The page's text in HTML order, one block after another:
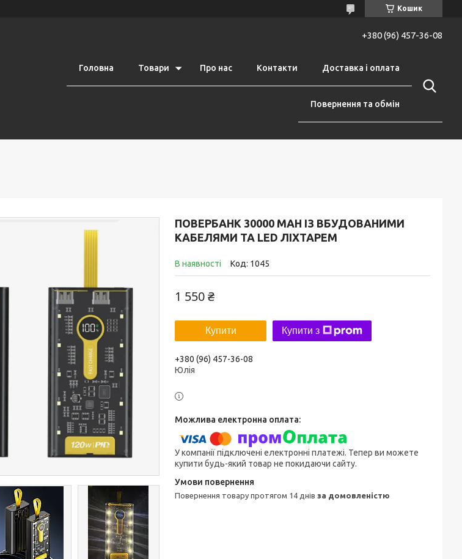
Кошик
+380 (96) 457-36-08
Головна Товари Про нас Контакти Доставка і оплата
Повернення та обмін
ПОВЕРБАНК 30000 MAH ІЗ ВБУДОВАНИМИ
КАБЕЛЯМИ ТА LED ЛІХТАРЕМ
В наявності Код: 1045
1 550 ₴
Купити Купити з
+380 (96) 457-36-08
Юлія
У компанії підключені електронні платежі. Тепер ви можете
купити будь-який товар не покидаючи сайту.
повернення товару протягом 14 днів за домовленістю